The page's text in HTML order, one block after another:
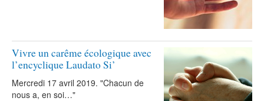
Vivre un carême écologique avec
l’encyclique Laudato Si’
Mercredi 17 avril 2019. "Chacun de
nous a, en soi…"